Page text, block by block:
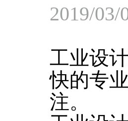
2019/03/
工业设
快的专
注。